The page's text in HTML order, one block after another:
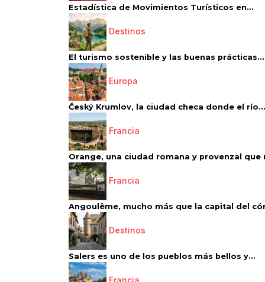
Estadística de Movimientos Turísticos en...
Destinos
El turismo sostenible y las buenas prácticas...
Europa
Český Krumlov, la ciudad checa donde el río...
Francia
Orange, una ciudad romana y provenzal que
Francia
Angoulême, mucho más que la capital del
Destinos
Salers es uno de los pueblos más bellos y...
Francia